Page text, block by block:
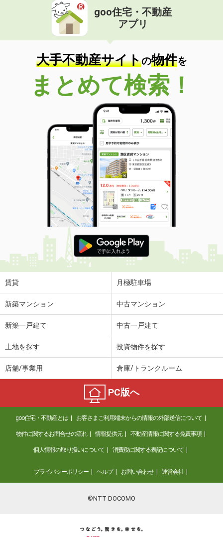
goo住宅・不動産
アプリ
大手不動産サイトの物件を
まとめて検索！
賃貸 月極駐車場
新築マンション 中古マンション
新築一戸建て 中古一戸建て
土地を探す 投資物件を探す
店舗/事業用 倉庫/トランクルーム
PC版へ
goo住宅・不動産とは お客さまご利用端末からの情報の外部送信について
物件に関するお問合せの流れ 情報提供元 不動産情報に関する免責事項
個人情報の取り扱いについて 消費税に関する表記について
プライバシーポリシー ヘルプ お問い合わせ 運営会社
©NTT DOCOMO